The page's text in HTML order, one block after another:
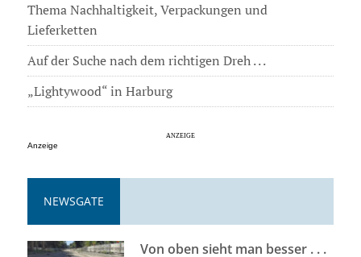
Thema Nachhaltigkeit, Verpackungen und
Lieferketten
Auf der Suche nach dem richtigen Dreh . . .
„Lightywood“ in Harburg
Anzeige
NEWSGATE
Von oben sieht man besser . . .